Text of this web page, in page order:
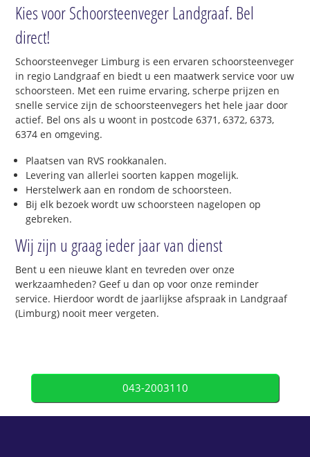
Kies voor Schoorsteenveger Landgraaf. Bel
direct!
Schoorsteenveger Limburg is een ervaren schoorsteenveger
in regio Landgraaf en biedt u een maatwerk service voor uw
schoorsteen. Met een ruime ervaring, scherpe prijzen en
snelle service zijn de schoorsteenvegers het hele jaar door
actief. Bel ons als u woont in postcode 6371, 6372, 6373,
6374 en omgeving.
Plaatsen van RVS rookkanalen.
Levering van allerlei soorten kappen mogelijk.
Herstelwerk aan en rondom de schoorsteen.
Bij elk bezoek wordt uw schoorsteen nagelopen op
gebreken.
Wij zijn u graag ieder jaar van dienst
Bent u een nieuwe klant en tevreden over onze
werkzaamheden? Geef u dan op voor onze reminder
service. Hierdoor wordt de jaarlijkse afspraak in Landgraaf
(Limburg) nooit meer vergeten.
043-2003110